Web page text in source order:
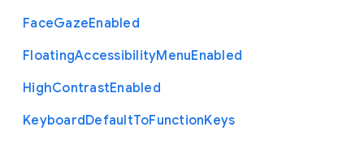
FaceGazeEnabled
FloatingAccessibilityMenuEnabled
HighContrastEnabled
KeyboardDefaultToFunctionKeys